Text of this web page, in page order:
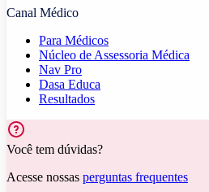
Canal Médico
Para Médicos
Núcleo de Assessoria Médica
Nav Pro
Dasa Educa
Resultados
Você tem dúvidas?
Acesse nossas perguntas frequentes